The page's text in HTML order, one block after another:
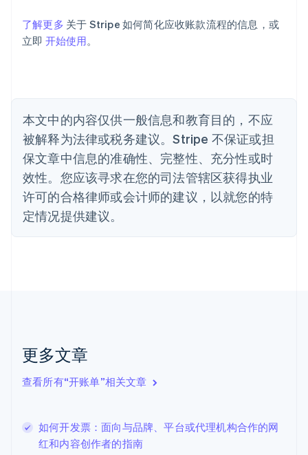
了解更多 关于 Stripe 如何简化应收账款流程的信息，或
立即 开始使用。
本文中的内容仅供一般信息和教育目的，不应
被解释为法律或税务建议。Stripe 不保证或担
保文章中信息的准确性、完整性、充分性或时
效性。您应该寻求在您的司法管辖区获得执业
许可的合格律师或会计师的建议，以就您的特
定情况提供建议。
更多文章
查看所有“开账单”相关文章
如何开发票：面向与品牌、平台或代理机构合作的网
红和内容创作者的指南
巴西
PortuguêsEnglish
保加利亚
English
丹麦
English
德国
DeutschEnglish
法国
FrançaisEnglish
芬兰
EnglishSvenska
English Italiano
拉脱维亚
立陶宛
DeutschEnglish
卢森堡